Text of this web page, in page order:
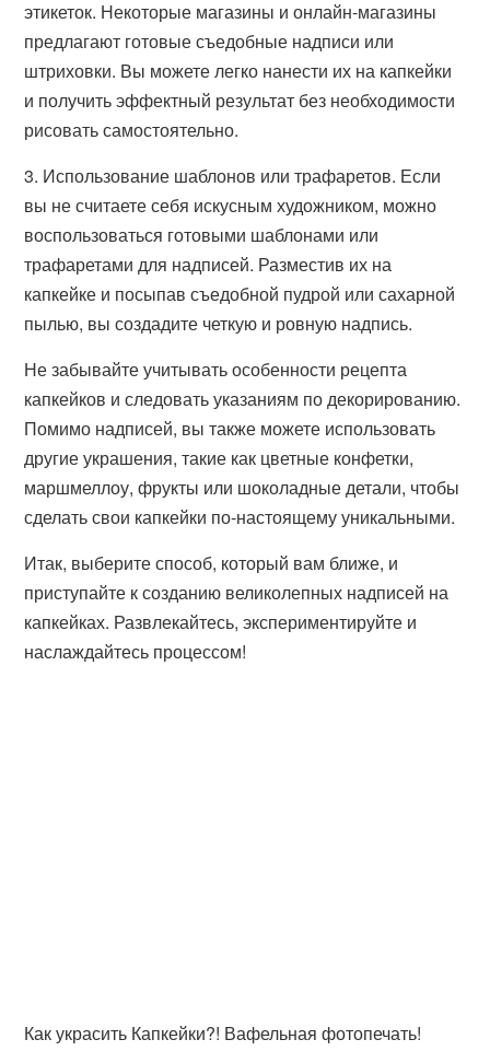
этикеток. Некоторые магазины и онлайн-магазины
предлагают готовые съедобные надписи или
штриховки. Вы можете легко нанести их на капкейки
и получить эффектный результат без необходимости
рисовать самостоятельно.
3. Использование шаблонов или трафаретов. Если
вы не считаете себя искусным художником, можно
воспользоваться готовыми шаблонами или
трафаретами для надписей. Разместив их на
капкейке и посыпав съедобной пудрой или сахарной
пылью, вы создадите четкую и ровную надпись.
Не забывайте учитывать особенности рецепта
капкейков и следовать указаниям по декорированию.
Помимо надписей, вы также можете использовать
другие украшения, такие как цветные конфетки,
маршмеллоу, фрукты или шоколадные детали, чтобы
сделать свои капкейки по-настоящему уникальными.
Итак, выберите способ, который вам ближе, и
приступайте к созданию великолепных надписей на
капкейках. Развлекайтесь, экспериментируйте и
наслаждайтесь процессом!
Как украсить Капкейки?! Вафельная фотопечать!